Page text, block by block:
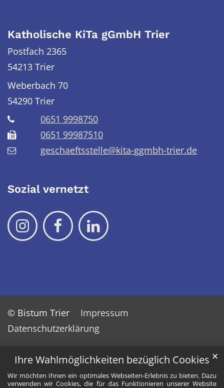
Ihre Wahlmöglichkeiten bezüglich Cookies
Wir möchten Ihnen ein optimales Webseiten-Erlebnis zu bieten. Dazu
verwenden wir Cookies, die für das Funktionieren unserer Website
✕
Katholische KiTa gGmbH Trier
Postfach 2365
54213 Trier
Weberbach 70
54290 Trier
0651 9998750
0651 99987510
geschaeftsstelle@kita-ggmbh-trier.de
Sozial vernetzt
© Bistum Trier
Impressum
Datenschutzerklärung